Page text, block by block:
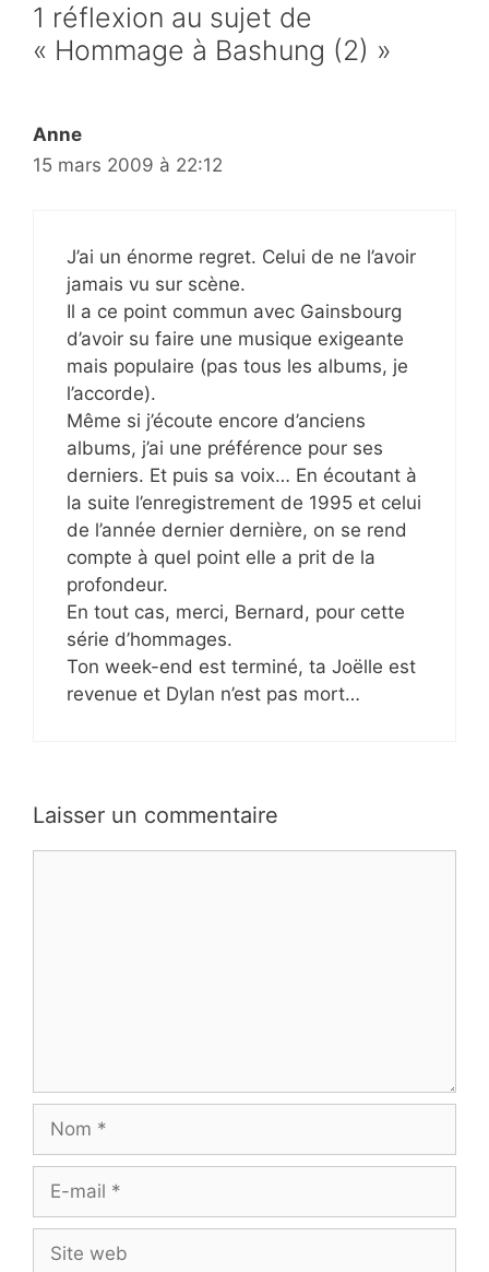
1 réflexion au sujet de
« Hommage à Bashung (2) »
Anne
15 mars 2009 à 22:12
J’ai un énorme regret. Celui de ne l’avoir
jamais vu sur scène.
Il a ce point commun avec Gainsbourg
d’avoir su faire une musique exigeante
mais populaire (pas tous les albums, je
l’accorde).
Même si j’écoute encore d’anciens
albums, j’ai une préférence pour ses
derniers. Et puis sa voix… En écoutant à
la suite l’enregistrement de 1995 et celui
de l’année dernier dernière, on se rend
compte à quel point elle a prit de la
profondeur.
En tout cas, merci, Bernard, pour cette
série d’hommages.
Ton week-end est terminé, ta Joëlle est
revenue et Dylan n’est pas mort…
Laisser un commentaire
Nom
Site
web